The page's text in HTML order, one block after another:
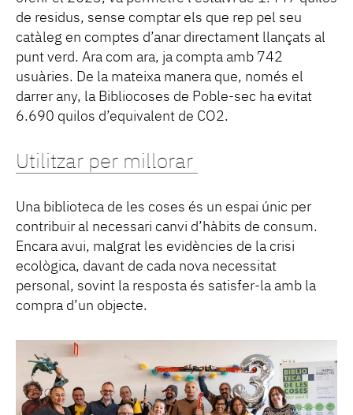
de residus, sense comptar els que rep pel seu
catàleg en comptes d’anar directament llançats al
punt verd. Ara com ara, ja compta amb 742
usuàries. De la mateixa manera que, només el
darrer any, la Bibliocoses de Poble-sec ha evitat
6.690 quilos d’equivalent de CO2.
Utilitzar per millorar
Una biblioteca de les coses és un espai únic per
contribuir al necessari canvi d’hàbits de consum.
Encara avui, malgrat les evidències de la crisi
ecològica, davant de cada nova necessitat
personal, sovint la resposta és satisfer-la amb la
compra d’un objecte.